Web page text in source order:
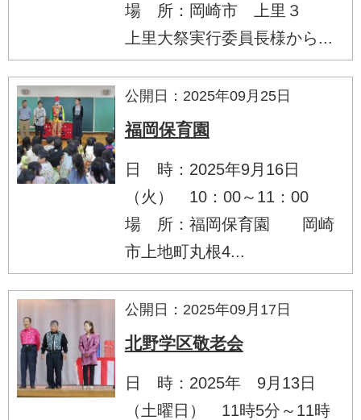
場 所：岡崎市 上里３
上里大祭実行委員長様から...
公開日：2025年09月25日
福岡保育園
日 時：2025年9月16日
（火） 10：00～11：00
場 所：福岡保育園 岡崎
市上地町丸根4...
公開日：2025年09月17日
北野学区敬老会
日 時：2025年 9月13日
（土曜日） 11時5分～11時